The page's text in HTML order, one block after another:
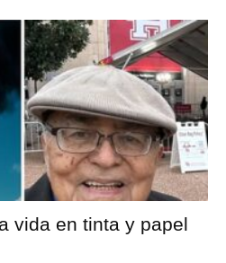
vida en tinta y papel